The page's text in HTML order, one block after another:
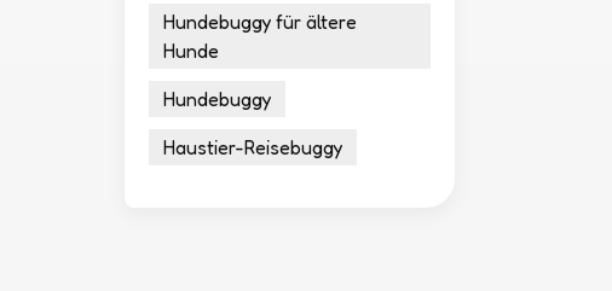
Hundebuggy für ältere
Hunde
Hundebuggy
Haustier-Reisebuggy